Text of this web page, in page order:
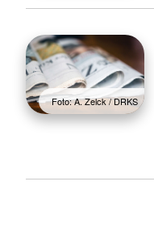
Foto: A. Zelck / DRKS